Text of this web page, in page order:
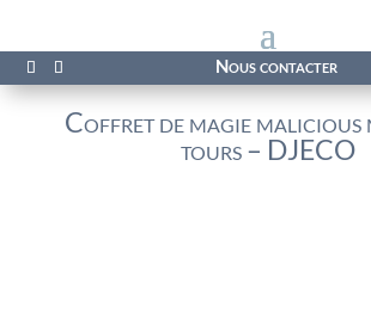
Nous contacter
Coffret de magie malicious
tours – DJECO